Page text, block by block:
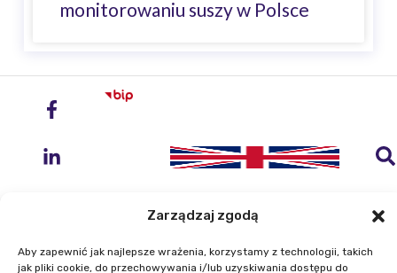
Zarządzaj zgodą
Aby zapewnić jak najlepsze wrażenia, korzystamy z technologii, takich
jak pliki cookie, do przechowywania i/lub uzyskiwania dostępu do
monitorowaniu suszy w Polsce